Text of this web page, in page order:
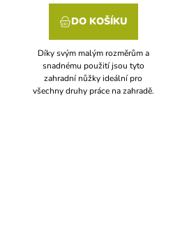
DO KOŠÍKU
Díky svým malým rozměrům a
snadnému použití jsou tyto
zahradní nůžky ideální pro
všechny druhy práce na zahradě.